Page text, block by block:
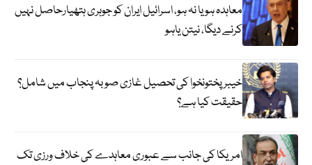
معاہدہ ہو یا نہ ہو، اسرائیل ایران کو جوہری ہتھیارحاصل نہیں
کرنے دیگا، نیتن یاہو
خیبر پختونخوا کی تحصیل غازی صوبہ پنجاب میں شامل؟
حقیقت کیا ہے؟
امریکا کی جانب سے عبوری معاہدے کی خلاف ورزی تک